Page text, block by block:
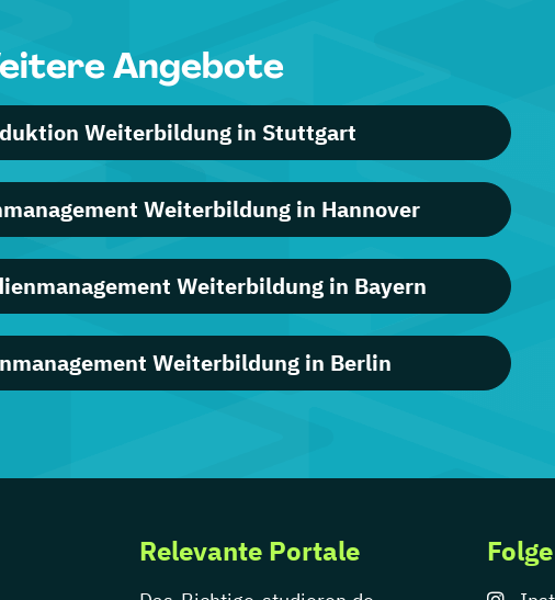
Angebote
Weiterbildung in Stuttgart
Weiterbildung in Hannover
Weiterbildung in Bayern
Weiterbildung in Berlin
Relevante Portale